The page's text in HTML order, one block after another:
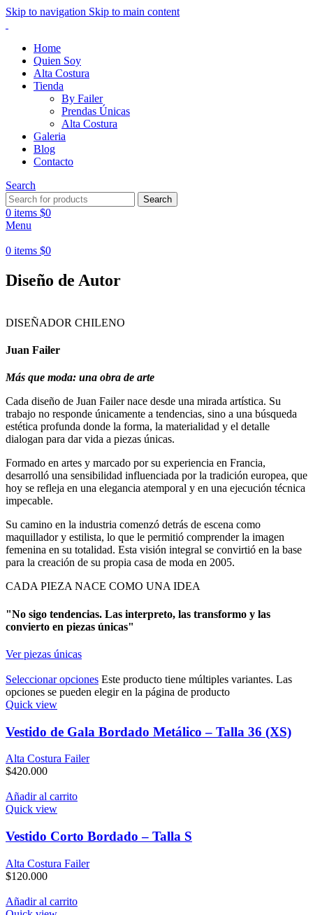
Skip to navigation Skip to main content
Home
Quien Soy
Alta Costura
Tienda
By Failer
Prendas Únicas
Alta Costura
Galeria
Blog
Contacto
Search
Search
0 items $0
Menu
0 items $0
Diseño de Autor
DISEÑADOR CHILENO
Juan Failer
Más que moda: una obra de arte
Cada diseño de Juan Failer nace desde una mirada artística. Su
trabajo no responde únicamente a tendencias, sino a una búsqueda
estética profunda donde la forma, la materialidad y el detalle
dialogan para dar vida a piezas únicas.
Formado en artes y marcado por su experiencia en Francia,
desarrolló una sensibilidad influenciada por la tradición europea, que
hoy se refleja en una elegancia atemporal y en una ejecución técnica
impecable.
Su camino en la industria comenzó detrás de escena como
maquillador y estilista, lo que le permitió comprender la imagen
femenina en su totalidad. Esta visión integral se convirtió en la base
para la creación de su propia casa de moda en 2005.
CADA PIEZA NACE COMO UNA IDEA
"No sigo tendencias. Las interpreto, las transformo y las
convierto en piezas únicas"
Ver piezas únicas
Seleccionar opciones Este producto tiene múltiples variantes. Las
opciones se pueden elegir en la página de producto
Quick view
Vestido de Gala Bordado Metálico – Talla 36 (XS)
Alta Costura Failer
$420.000
Añadir al carrito
Quick view
Vestido Corto Bordado – Talla S
Alta Costura Failer
$120.000
Añadir al carrito